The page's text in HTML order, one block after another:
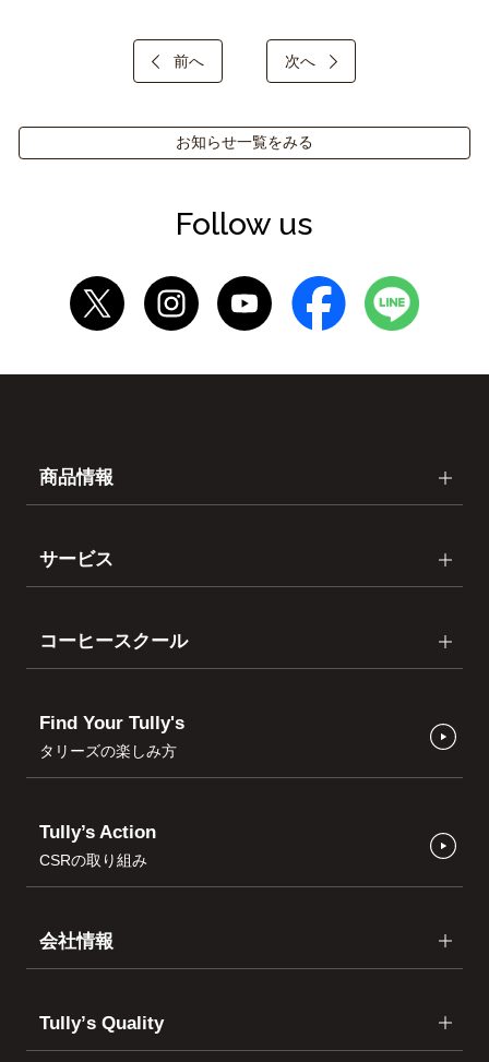
前へ 次へ
お知らせ一覧をみる
Follow us
商品情報
サービス
コーヒースクール
Find Your Tully's
タリーズの楽しみ方
Tully’s Action
CSRの取り組み
会社情報
Tullyʼs Quality